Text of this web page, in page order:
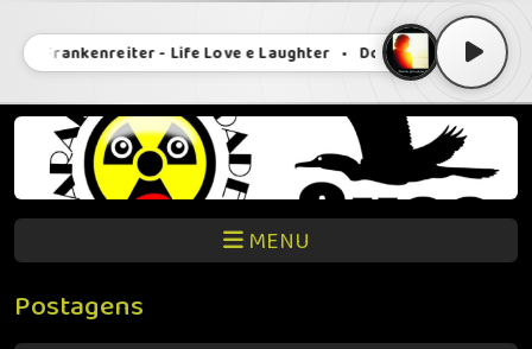
Frankenreiter - Life Love e Laughter • Donavon Frankenreiter -
MENU
Postagens